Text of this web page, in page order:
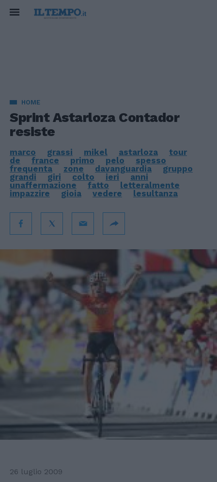
HOME
Sprint Astarloza Contador
resiste
marco grassi mikel astarloza
tour
de
france primo pelo
spesso
frequenta
zone davanguardia
gruppo
grandi
giri colto ieri
anni
unaffermazione
fatto
letteralmente
impazzire
gioia vedere lesultanza
26 luglio 2009